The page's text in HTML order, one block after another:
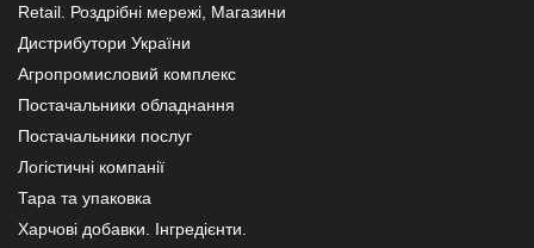
Retail. Роздрібні мережі, Магазини
Дистрибутори України
Агропромисловий комплекс
Постачальники обладнання
Постачальники послуг
Логістичні компанії
Тара та упаковка
Харчові добавки. Інгредієнти.